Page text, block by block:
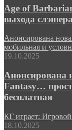
Age of
выхода
Анонсирована
мобильная и
19.10.2025
Анонсирована
Fantasy…
бесплатная
КГ играет:
18.10.2025